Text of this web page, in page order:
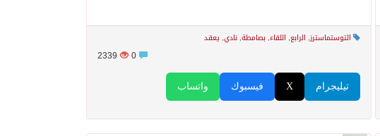
التوستماسترز, الرابع, اللقاء, بصامطة, نادي, يعقد
2339
واتساب فيسبوك X تيليجرام